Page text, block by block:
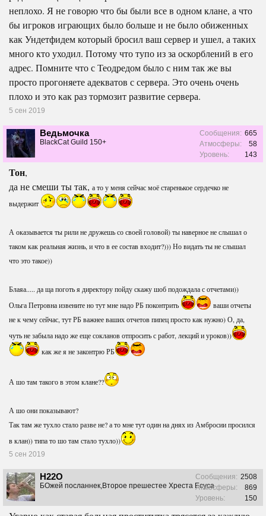
неплохо. Я не говорю что бы были все в одном клане, а что
бы игроков играющих было больше и не было обиженных
как Ундетфидем который бросил ваш сервер и ушел, а таких
много кто уходил. Потому что тупо из за оскорблений в его
адрес. Помните что с Теодредом было с ним так же вы
просто прогоняете адекватов с сервера. Это очень очень
плохо и это как раз тормозит развитие сервера.
5 сен 2019
Ведьмочка
BlackCat Guild 150+
Сообщения: 665
Атмосферы:
58
Уровень:
143
Тон,
да не смеши ты так, а то у меня сейчас моё старенькое сердечко не
выдержит
А оказывается ты рили не дружешь со своей головой) ты наверное не слышал о
таком как реальная жизнь, и что в ее состав входит?))) Но видать ты не слышал
что это такое))
Блаяа..... да ща поготь я директору пойду скажу шоб подождала с отчетами))
Ольга Петровна извените но тут мне надо РБ поконтрить
ваши отчеты
не к чему сейчас, тут РБ важнее ваших отчетов пипец просто как нужно) О, да,
чуть не забыла надо же еще сокланов отпросить с работ, лекций и уроков))
как же я не законтрю РБ
А шо там такого в этом клане??
А шо они показывают?
Так там же тухло стало разве не? а то мне тут один на днях из Амбросии просился
в клан)) типа то шо там стало тухло))
5 сен 2019
H22O
БОжей посланнек,Второе прешестее Хреста Есуса
Сообщения: 2508
Атмосферы:
869
Уровень:
150